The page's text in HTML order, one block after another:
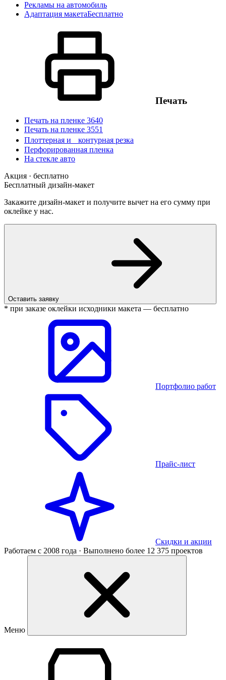
Рекламы на автомобиль
Адаптация макетаБесплатно
Печать
Печать на пленке 3640
Печать на пленке 3551
Плоттерная и контурная резка
Перфорированная пленка
На стекле авто
Акция · бесплатно
Бесплатный дизайн-макет
Закажите дизайн-макет и получите вычет на его сумму при
оклейке у нас.
Оставить заявку
* при заказе оклейки исходники макета — бесплатно
Портфолио работ
Прайс-лист
Скидки и акции
Работаем с 2008 года · Выполнено более 12 375 проектов
Меню